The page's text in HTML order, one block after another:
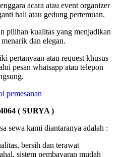
acara atau event organizer
hall atau gedung pertemuan.
pilihan kualitas yang menjadikan
dan elegan.
pertanyaan atau request khusus
pesan whatsapp atau telepon
( SURYA )
sewa kami diantaranya adalah :
bersih dan terawat
sistem pembayaran mudah